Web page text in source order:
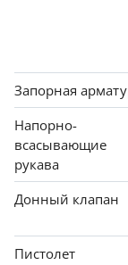
Запорная
Напорно-
всасывающие
рукава
Донный клапан
Пистолет